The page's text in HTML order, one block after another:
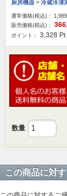
厨房機器 > 冷蔵冷凍
通常価格(税込)：
販売価格(税込)：
ポイント： 3,328 Pt
数量
この商品に対